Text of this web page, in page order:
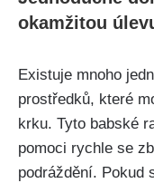
okamžitou
Existuje mnoho
‍prostředků,​ které
krku.‍ Tyto babské
pomoci​ rychle se⁣
podráždění. ⁤Pokud